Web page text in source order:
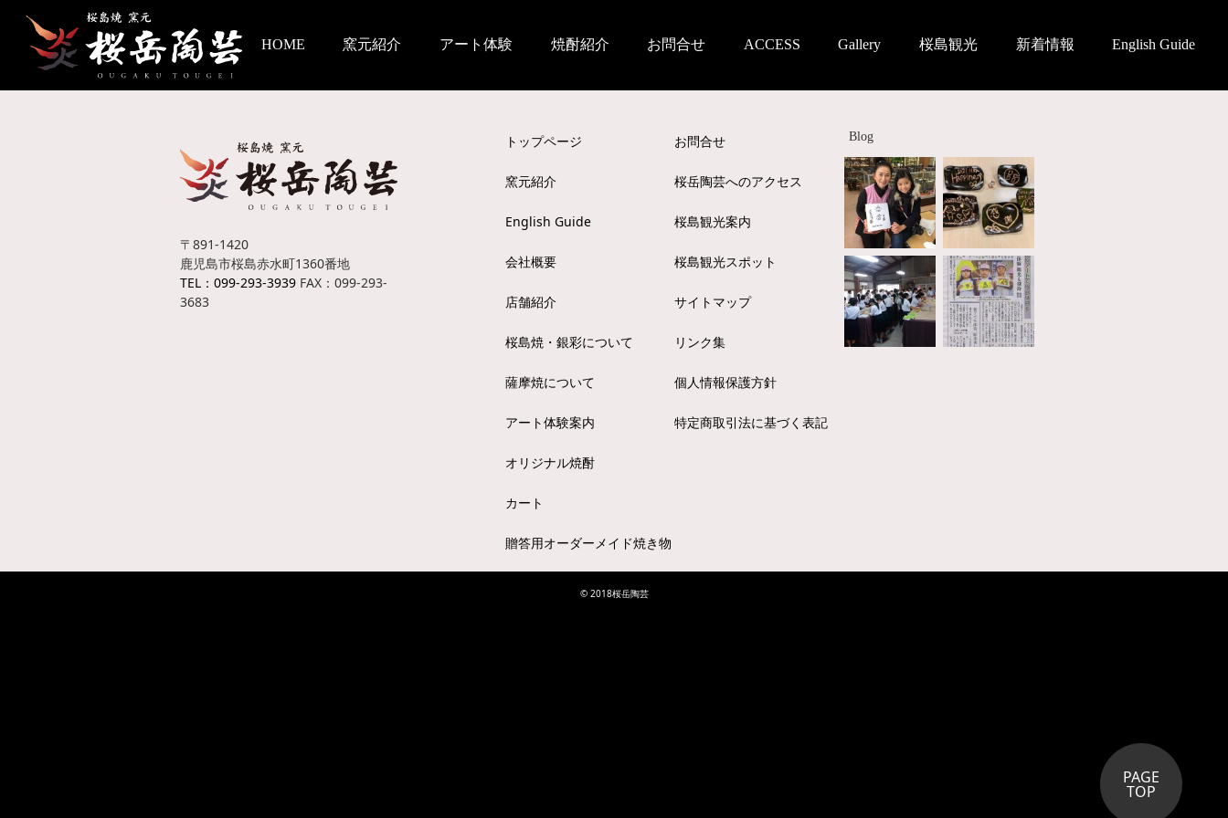
HOME 窯元紹介 アート体験 焼酎紹介 お問合せ ACCESS Gallery 桜島観光 新着情報 English Guide
Blog
〒891-1420
鹿児島市桜島赤水町1360番地
TEL：099-293-3939 FAX：099-293-
3683
トップページ
窯元紹介
English Guide
会社概要
店舗紹介
桜島焼・銀彩について
薩摩焼について
アート体験案内
オリジナル焼酎
カート
贈答用オーダーメイド焼き物
お問合せ
桜岳陶芸へのアクセス
桜島観光案内
桜島観光スポット
サイトマップ
リンク集
個人情報保護方針
特定商取引法に基づく表記
© 2018桜岳陶芸
PAGE
TOP